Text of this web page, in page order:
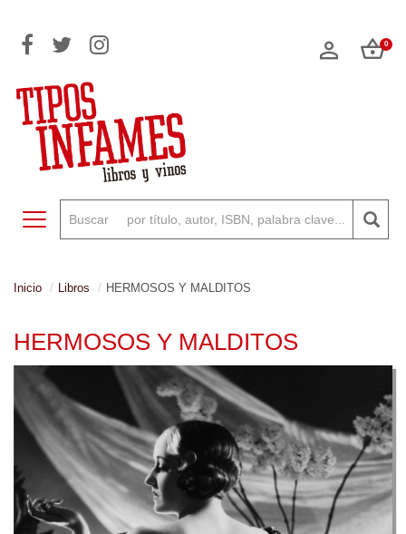
0
Toggle navigation
Inicio Libros HERMOSOS Y MALDITOS
HERMOSOS Y MALDITOS